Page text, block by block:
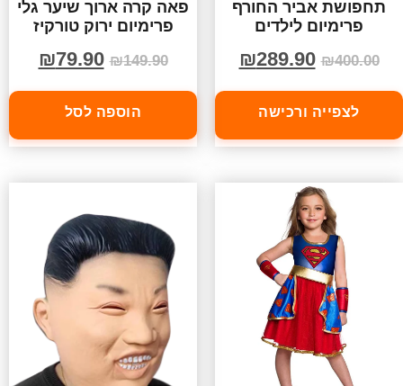
תחפושת אביר החורף
פרימיום לילדים
₪400.00
₪289.90
לצפייה ורכישה
פאה קרה ארוך שיער גלי
פרימיום ירוק טורקיז
₪149.90
₪79.90
הוספה לסל